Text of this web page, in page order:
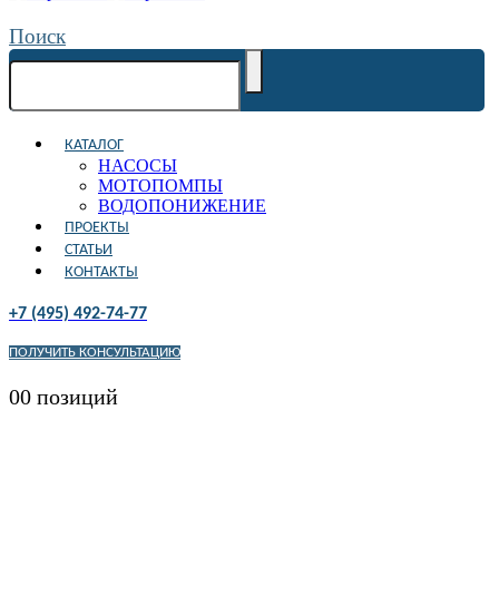
Поиск
КАТАЛОГ
НАСОСЫ
МОТОПОМПЫ
ВОДОПОНИЖЕНИЕ
ПРОЕКТЫ
СТАТЬИ
КОНТАКТЫ
+7 (495) 492-74-77
ПОЛУЧИТЬ КОНСУЛЬТАЦИЮ
00 позиций